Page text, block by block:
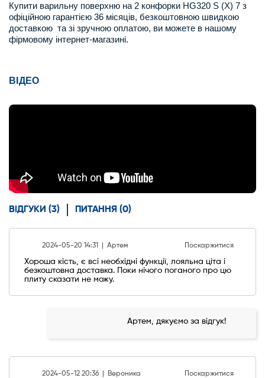
Купити варильну поверхню на 2 конфорки HG320 S (X) 7 з
офіційною гарантією 36 місяців, безкоштовною швидкою
доставкою та зі зручною оплатою, ви можете в нашому
фірмовому інтернет-магазині.
ВІДЕО
ВІДГУКИ (3) ПИТАННЯ (0)
2024-05-20 14:31 | Артем Поскаржитися
Хороша кість, є всі необхідні функції, лояльна ціта і
безкоштовна доставка. Поки нічого поганого про цю
плиту сказати не можу.
Артем, дякуємо за відгук!
2024-05-12 20:36 | Вероника Поскаржитися